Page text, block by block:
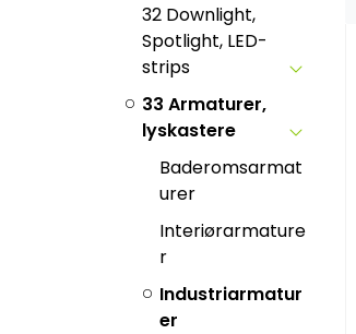
32 Downlight,
Spotlight, LED-
strips
33 Armaturer,
lyskastere
Baderomsarmat
urer
Interiørarmature
r
Industriarmatur
er